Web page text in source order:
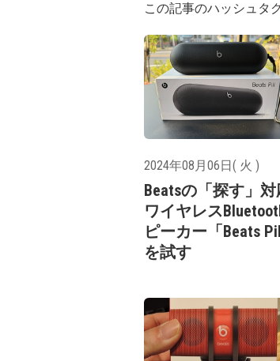
この記事のハッシュタ
2024年08月06日( 火 )
Beatsの「探す」対
ワイヤレス
ピーカー「Beats
を試す